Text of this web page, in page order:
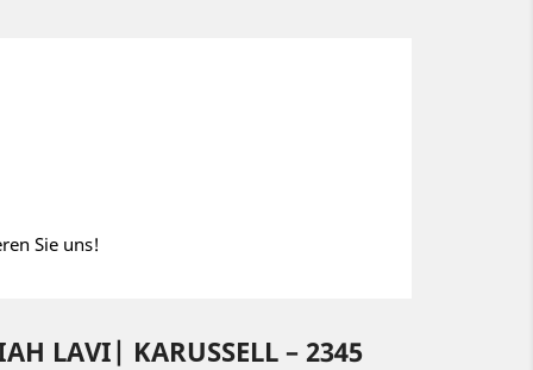
Sie uns!
LAVI| KARUSSELL ‎– 2345